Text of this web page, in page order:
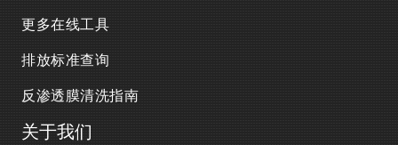
更多在线工具
排放标准查询
反渗透膜清洗指南
关于我们